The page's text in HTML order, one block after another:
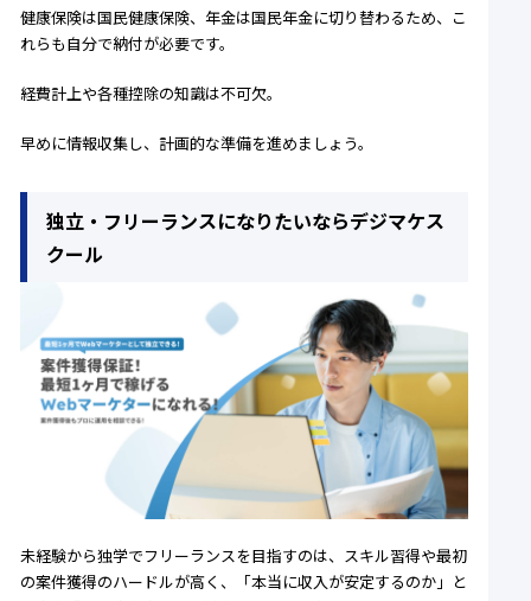
健康保険は国民健康保険、年金は国民年金に切り替わるため、こ
れらも自分で納付が必要です。
経費計上や各種控除の知識は不可欠。
早めに情報収集し、計画的な準備を進めましょう。
独立・フリーランスになりたいならデジマケス
クール
未経験から独学でフリーランスを目指すのは、スキル習得や最初
の案件獲得のハードルが高く、「本当に収入が安定するのか」と